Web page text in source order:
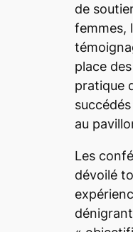
de
femmes,
place
pratique
au
Les
dévoilé